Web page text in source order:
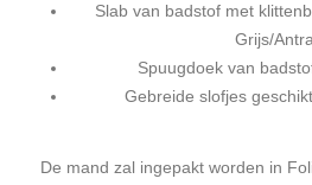
Slab van badstof met
Grijs/
Spuugdoek van
Gebreide slofjes
De mand zal ingepakt worden in